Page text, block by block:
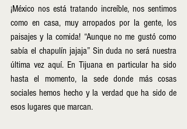
¡México nos está tratando increíble, nos sentimos
como en casa, muy arropados por la gente, los
paisajes y la comida! “Aunque no me gustó como
sabía el chapulín jajaja” Sin duda no será nuestra
última vez aquí. En Tijuana en particular ha sido
hasta el momento, la sede donde más cosas
sociales hemos hecho y la verdad que ha sido de
esos lugares que marcan.